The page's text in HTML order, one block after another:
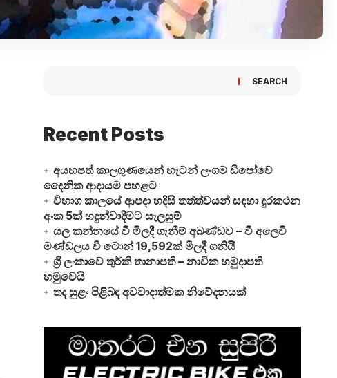
SEARCH
Recent Posts
අයහපත් කාලගුණයෙන් හැටන් ලංගම ඩිපෝවේ
දෛනික ආදායම පහළට
විභාග කාලයේ ආපදා හදිසි තත්ත්වයන් සඳහා දුරකථන
අංක 5ක් හඳුන්වාදීමට සැලසුම්
යල කන්නයේ වී මිලදී ගැනීම් අඛණ්ඩව – වී අලෙවි
මණ්ඩලය වී ටොන් 19,592ක් මිලදී ගනියි
ශ්‍රී ලංකාවේ තුර්කි තානාපති – නාවික හමුදාපති
හමුවෙයි
තද සුළං පිළිබඳ අවවාදාත්මක නිවේදනයක්
Video
Player